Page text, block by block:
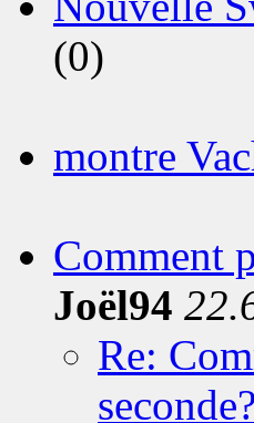
(0)
montre
Comment
Joël94
Re:
seconde?